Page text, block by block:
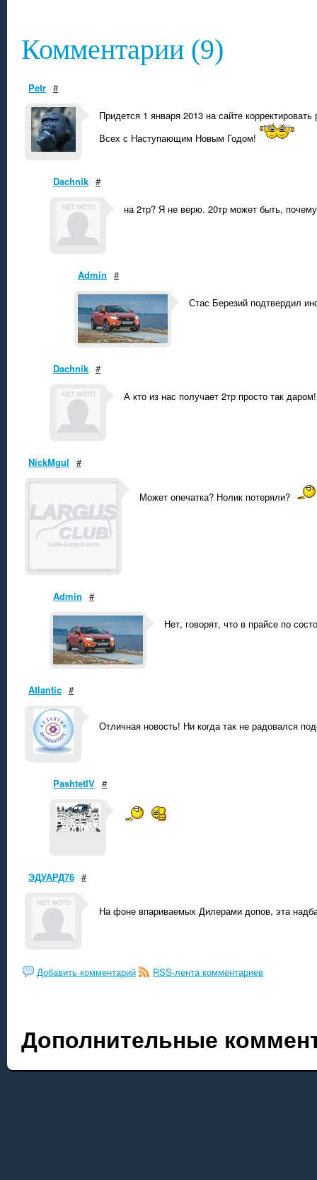
Комментарии (9)
Petr #
Придется 1 января 2013 на сайте
Всех с Наступающим Новым Годом!
Dachnik #
на 2тр? Я не верю. 20тр может быть,
Admin #
Стас Березий подтвердил
Dachnik #
А кто из нас получает 2тр просто так даром!
NickMgul #
Может опечатка? Нолик потеряли?
Admin #
Нет, говорят, что в прайсе по
Atlantic #
Отличная новость! Ни когда так не радовался
PashtetIV #
ЭДУАРД76 #
На фоне впариваемых Дилерами допов, эта
Добавить комментарий RSS-лента комментариев
Дополнительные